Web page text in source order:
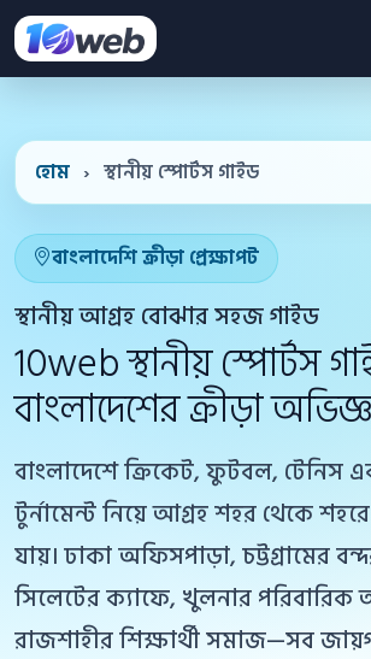
হোম › স্থানীয় স্পোর্টস গাইড
বাংলাদেশি ক্রীড়া প্রেক্ষাপট
স্থানীয় আগ্রহ বোঝার সহজ গাইড
10web স্থানীয় স্পোর্টস
বাংলাদেশের ক্রীড়া
বাংলাদেশে ক্রিকেট, ফুটবল, টেনিস
টুর্নামেন্ট নিয়ে আগ্রহ শহর থেকে শহরে
যায়। ঢাকা অফিসপাড়া, চট্টগ্রামের
সিলেটের ক্যাফে, খুলনার পরিবারিক
রাজশাহীর শিক্ষার্থী সমাজ—সব